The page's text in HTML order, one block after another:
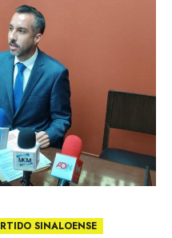
SINALOENSE